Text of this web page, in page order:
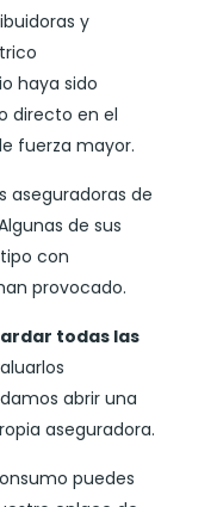
y
haya sido
directo en el
fuerza mayor.
aseguradoras de
de sus
con
provocado.
todas las
abrir una
aseguradora.
puedes